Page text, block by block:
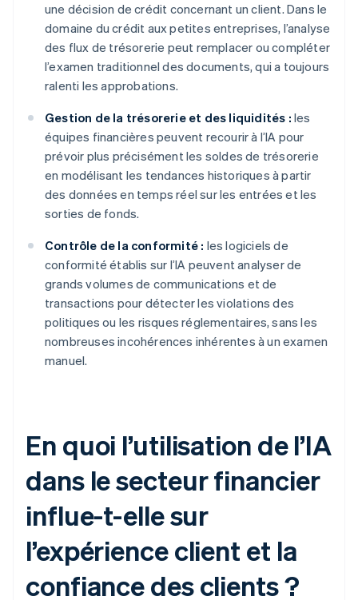
une décision de crédit concernant un client. Dans le
domaine du crédit aux petites entreprises, l’analyse
des flux de trésorerie peut remplacer ou compléter
l’examen traditionnel des documents, qui a toujours
ralenti les approbations.
Gestion de la trésorerie et des liquidités : les
équipes financières peuvent recourir à l’IA pour
prévoir plus précisément les soldes de trésorerie
en modélisant les tendances historiques à partir
des données en temps réel sur les entrées et les
sorties de fonds.
Contrôle de la conformité : les logiciels de
conformité établis sur l’IA peuvent analyser de
grands volumes de communications et de
transactions pour détecter les violations des
politiques ou les risques réglementaires, sans les
nombreuses incohérences inhérentes à un examen
manuel.
En quoi l’utilisation de l’IA
dans le secteur financier
influe-t-elle sur
l’expérience client et la
confiance des clients ?